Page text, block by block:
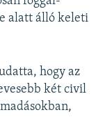
alatt álló keleti
hogy az
két civil